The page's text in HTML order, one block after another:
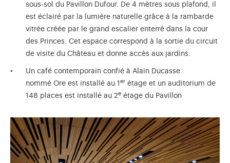
sous-sol du Pavillon Dufour. De 4 mètres sous plafond, il
est éclairé par la lumière naturelle grâce à la rambarde
vitrée créée par le grand escalier enterré dans la cour
des Princes. Cet espace correspond à la sortie du circuit
de visite du Château et donne accès aux jardins.
Un café contemporain confié à Alain Ducasse
nommé Ore est installé au 1 er étage et un auditorium de
148 places est installé au 2e étage du Pavillon